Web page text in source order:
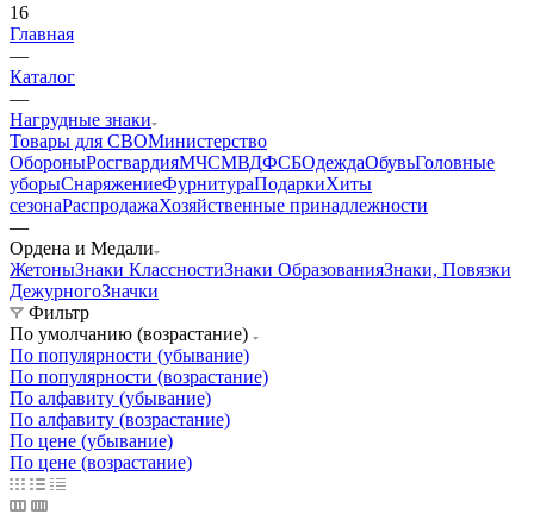
16
Главная
—
Каталог
—
Нагрудные знаки
Товары для СВОМинистерство
ОбороныРосгвардияМЧСМВДФСБОдеждаОбувьГоловные
уборыСнаряжениеФурнитураПодаркиХиты
сезонаРаспродажаХозяйственные принадлежности
—
Ордена и Медали
ЖетоныЗнаки КлассностиЗнаки ОбразованияЗнаки, Повязки
ДежурногоЗначки
Фильтр
По умолчанию (возрастание)
По популярности (убывание)
По популярности (возрастание)
По алфавиту (убывание)
По алфавиту (возрастание)
По цене (убывание)
По цене (возрастание)